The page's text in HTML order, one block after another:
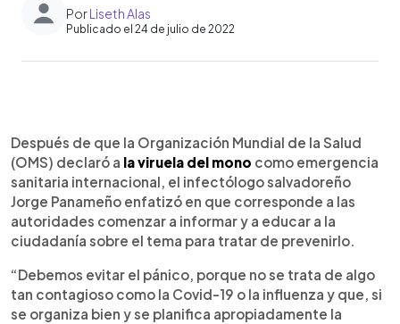
PorLiseth Alas
Publicado el 24 de julio de 2022
► Escuchar artículo
Después de que la Organización Mundial de la Salud
(OMS) declaró a la viruela del mono como emergencia
sanitaria internacional, el infectólogo salvadoreño
Jorge Panameño enfatizó en que corresponde a las
autoridades comenzar a informar y a educar a la
ciudadanía sobre el tema para tratar de prevenirlo.
“Debemos evitar el pánico, porque no se trata de algo
tan contagioso como la Covid-19 o la influenza y que, si
se organiza bien y se planifica apropiadamente la